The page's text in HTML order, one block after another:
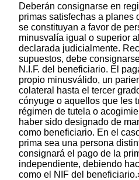
Deberán consignarse en
primas satisfechas a planes
se constituyan a favor de
minusvalía igual o superior
declarada judicialmente.
supuestos, debe
N.I.F. del beneficiario. El
propio minusválido, un
colateral hasta el tercer
cónyuge o aquellos que les
régimen de tutela o
haber sido designado de
como beneficiario. En el
prima sea una persona
consignará el pago de la
independiente, debiendo
como el NIF del